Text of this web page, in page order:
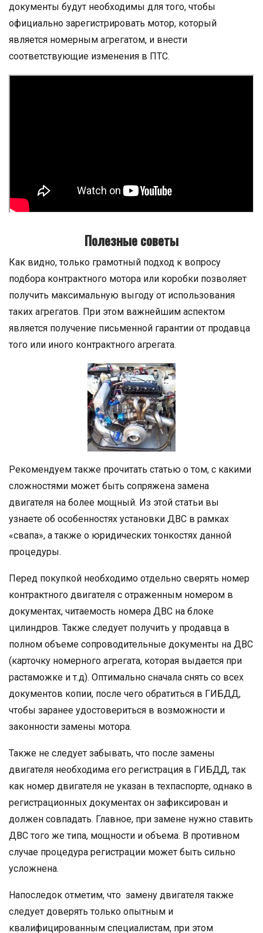
документы будут необходимы для того, чтобы
официально зарегистрировать мотор, который
является номерным агрегатом, и внести
соответствующие изменения в ПТС.
Полезные советы
Как видно, только грамотный подход к вопросу
подбора контрактного мотора или коробки позволяет
получить максимальную выгоду от использования
таких агрегатов. При этом важнейшим аспектом
является получение письменной гарантии от продавца
того или иного контрактного агрегата.
Рекомендуем также прочитать статью о том, с какими
сложностями может быть сопряжена замена
двигателя на более мощный. Из этой статьи вы
узнаете об особенностях установки ДВС в рамках
«свапа», а также о юридических тонкостях данной
процедуры.
Перед покупкой необходимо отдельно сверять номер
контрактного двигателя с отраженным номером в
документах, читаемость номера ДВС на блоке
цилиндров. Также следует получить у продавца в
полном объеме сопроводительные документы на ДВС
(карточку номерного агрегата, которая выдается при
растаможке и т.д). Оптимально сначала снять со всех
документов копии, после чего обратиться в ГИБДД,
чтобы заранее удостовериться в возможности и
законности замены мотора.
Также не следует забывать, что после замены
двигателя необходима его регистрация в ГИБДД, так
как номер двигателя не указан в техпаспорте, однако в
регистрационных документах он зафиксирован и
должен совпадать. Главное, при замене нужно ставить
ДВС того же типа, мощности и объема. В противном
случае процедура регистрации может быть сильно
усложнена.
Напоследок отметим, что замену двигателя также
следует доверять только опытным и
квалифицированным специалистам, при этом